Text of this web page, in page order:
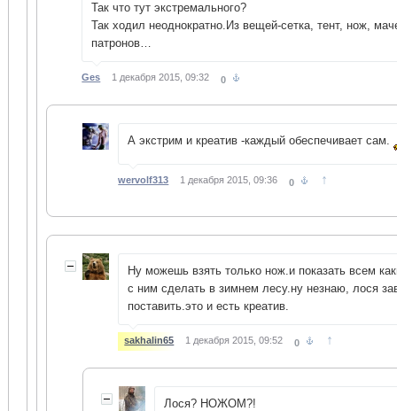
Так что тут экстремального?
Так ходил неоднократно.Из вещей-сетка, тент, нож,
патронов…
Ges 1 декабря 2015, 09:32 0
А экстрим и креатив -каждый обеспечивает сам.
wervolf313 1 декабря 2015, 09:36 0 ↑
Ну можешь взять только нож.и показать всем
с ним сделать в зимнем лесу.ну незнаю, лося
поставить.это и есть креатив.
sakhalin65 1 декабря 2015, 09:52 0 ↑
Лося? НОЖОМ?!